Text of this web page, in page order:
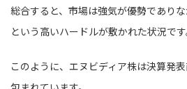
総合すると、市場は強気が優勢でありな
という高いハードルが敷かれた状況です
このように、エヌビディア株は決算発